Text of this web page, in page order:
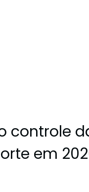
controle
em